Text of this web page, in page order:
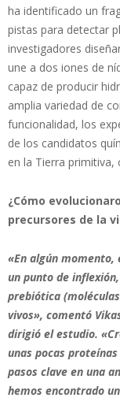
ha identificado un
pistas para detectar
investigadores
une a dos iones de
capaz de producir
amplia variedad de
funcionalidad, los
de los candidatos
en la Tierra primitiva,
¿Cómo
precursores de la
«En algún momento,
un punto de
prebiótica
vivos», comentó
dirigió el estudio.
unas pocas
pasos clave en una
hemos encontrado